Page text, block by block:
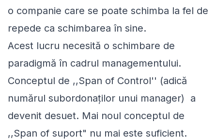
o companie care se poate schimba la fel de
repede ca schimbarea în sine.
Acest lucru necesită o schimbare de
paradigmă în cadrul managementului.
Conceptul de ,,Span of Control'' (adică
numărul subordonaților unui manager) a
devenit desuet. Mai noul conceptul de
,,Span of suport" nu mai este suficient.